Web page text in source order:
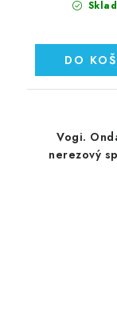
DO
Vogi.
nerezový